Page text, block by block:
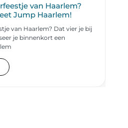
van Haarlem?
Jump Haarlem!
van Haarlem? Dat vier je bij
je binnenkort een